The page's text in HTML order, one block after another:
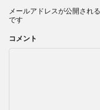
メールアドレスが公開され
です
コメント